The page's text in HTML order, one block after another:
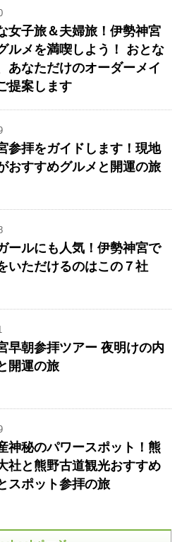
女子旅＆夫婦旅！伊勢神宮
ルメを満喫しよう！ おとな
あなただけのオーダーメイ
提案します
参拝をガイドします！現地
おすすめグルメと開運の旅
ールにも人気！伊勢神宮で
いただけるのはこの７社
早朝参拝ツアー 夜明けの内
開運の旅
神秘のパワースポット！熊
社と熊野古道観光おすすめ
スポット参拝の旅